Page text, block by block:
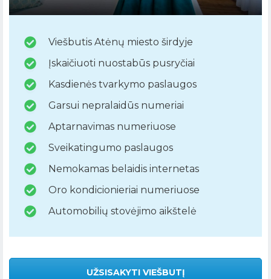
Viešbutis Atėnų miesto širdyje
Įskaičiuoti nuostabūs pusryčiai
Kasdienės tvarkymo paslaugos
Garsui nepralaidūs numeriai
Aptarnavimas numeriuose
Sveikatingumo paslaugos
Nemokamas belaidis internetas
Oro kondicionieriai numeriuose
Automobilių stovėjimo aikštelė
UŽSISAKYTI VIEŠBUTĮ